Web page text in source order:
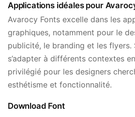
Applications idéales pour
Avarocy Fonts excelle dans les
graphiques, notamment pour le
publicité, le branding et les flyers.
s’adapter à différents contextes
privilégié pour les designers
esthétisme et fonctionnalité.
Download Font